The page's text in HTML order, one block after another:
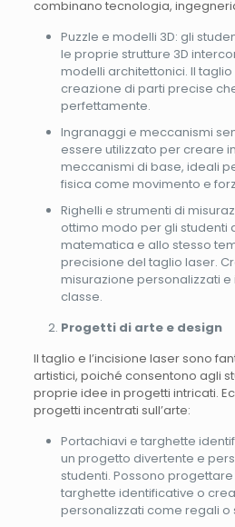
combinano tecnologia,
Puzzle e modelli 3D: gli
le proprie strutture 3D
modelli architettonici. Il
creazione di parti precise
perfettamente.
Ingranaggi e meccanismi
essere utilizzato per creare
meccanismi di base, ideali
fisica come movimento e
Righelli e strumenti di
ottimo modo per gli studenti
matematica e allo stesso
precisione del taglio laser.
misurazione personalizzati e
classe.
Progetti di arte e design
Il taglio e l’incisione laser sono
artistici, poiché consentono agli
proprie idee in progetti intricati.
progetti incentrati sull’arte:
Portachiavi e targhette
un progetto divertente e
studenti. Possono
targhette identificative o
personalizzati come regali o